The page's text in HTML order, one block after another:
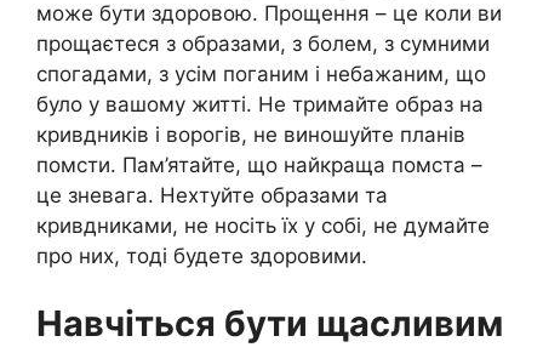
може бути здоровою. Прощення – це коли ви
прощаєтеся з образами, з болем, з сумними
спогадами, з усім поганим і небажаним, що
було у вашому житті. Не тримайте образ на
кривдників і ворогів, не виношуйте планів
помсти. Пам’ятайте, що найкраща помста –
це зневага. Нехтуйте образами та
кривдниками, не носіть їх у собі, не думайте
про них, тоді будете здоровими.
Навчіться бути щасливим